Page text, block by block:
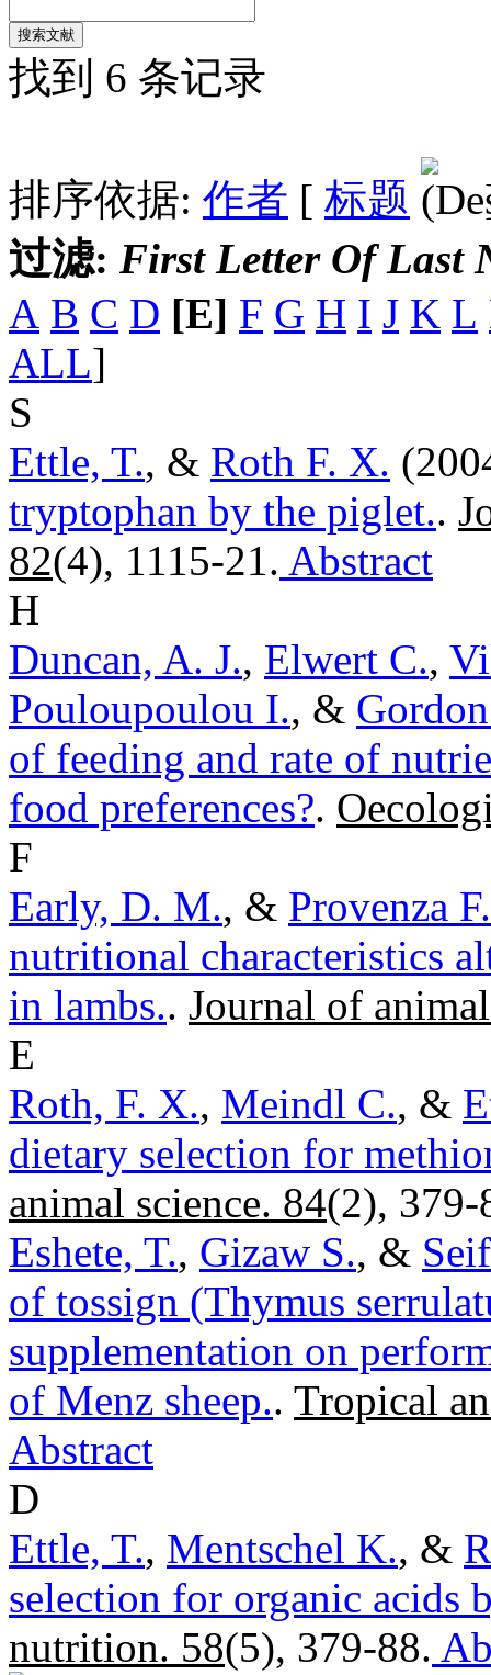
找到 6 条记录
排序依据: 作者 [ 标题
过滤: First Letter Of Last
A B C D [E] F G H I J K L
ALL]
S
Ettle, T., & Roth F. X.
tryptophan by the piglet..
82(4), 1115-21. Abstract
H
Duncan, A. J., Elwert C.,
Pouloupoulou I., &
of feeding and rate of
food preferences?.
F
Early, D. M., & Provenza
nutritional characteristics
in lambs.. Journal of
E
Roth, F. X., Meindl C., &
dietary selection for
animal science. 84(2), 379-
Eshete, T., Gizaw S., &
of tossign (Thymus
supplementation on
of Menz sheep.. Tropical
Abstract
D
Ettle, T., Mentschel K., &
selection for organic acids
nutrition. 58(5), 379-88.